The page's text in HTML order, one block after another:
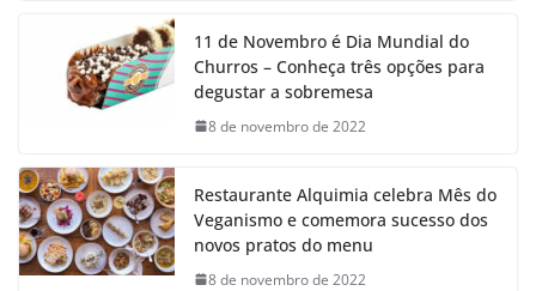
11 de Novembro é Dia Mundial do
Churros – Conheça três opções para
degustar a sobremesa
8 de novembro de 2022
Restaurante Alquimia celebra Mês do
Veganismo e comemora sucesso dos
novos pratos do menu
8 de novembro de 2022